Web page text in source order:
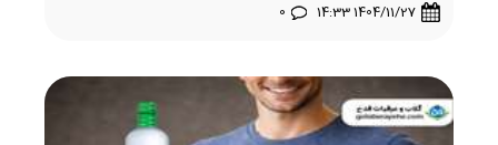
1404/11/27 14:33
0